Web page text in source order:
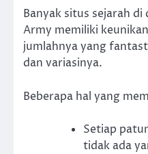
Banyak situs sejarah
Army memiliki
jumlahnya yang
dan variasinya.
Beberapa hal yang
Setiap
tidak ada